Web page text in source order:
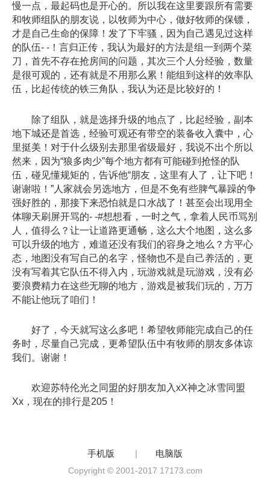
慢一点，最起码也是开心的。所以我在这里要跟所有需要
和牧师组队的朋友说，以牧师为中心，做好牧师的保镖，
才是自己生命的保障！发了下牢骚，因为自己遇见过这样
的队伍- -！言归正传，我认为最好的方法是组一到两个菜
刀，首先不存在抢房间的问题，其次三个人分经验，数量
是很可观的，还有就是不用那么累！能组到这样的效率队
伍，比起传统的铁三角队，我认为还是比较好的！
除了组队，就是选择升级的地点了，比起经验，副本
地下城还是首选，经验可观还有带空的装备收入囊中，心
里挺美！对于什么级别去那里省级最好，我说不出个所以
然来，因为“狼多肉少”每个地方都有可能碰到抢怪的队
伍，碰见懂规矩的，告诉他“朋友，这里有人了，让下吧！
谢谢啦！”人家就会另选地方，但是不免有些脾气暴躁的争
强好胜的，那接下来恐怕就是口水战了！甚至会出现用全
体聊天刷屏开骂的- -#想想看，一时之气，拿着人民币骂别
人，值得么？让一让道路更通畅，这么大个地图，这么多
可以升级的地方，难道还没有我们的容身之地么？方平心
态，地图没有写自己的名字，怪物也不是自己养活的，更
没有写着其它队伍不得入内，玩游戏就是玩游戏，没有必
要浪费精力在这些无聊的地方，游戏是被我们玩的，万万
不能让他玩了咱们！
好了，今天就写这么多吧！希望牧师能完成自己的任
务时，尽量自己完成，更希望队伍中有牧师的朋友多体谅
我们。谢谢！
欢迎苏特伦光之同盟的好朋友加入xX神之冰雪同盟
Xx，现在的排行是205！
手机版 | 电脑版
Copyright © 2001-2017 17173.com